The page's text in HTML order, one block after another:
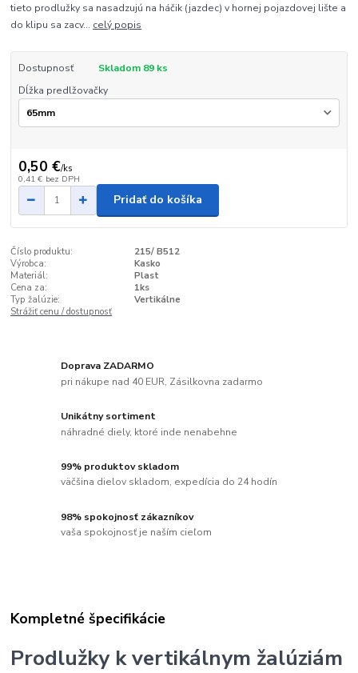
tieto prodlužky sa nasadzujú na háčik (jazdec) v hornej pojazdovej lište a
do klipu sa zacv... celý popis
Dostupnosť
Skladom 89 ks
Dĺžka predlžovačky
0,50 €/ks
0,41 € bez DPH
Pridať do košíka
Číslo produktu:
215/ B512
Výrobca:
Kasko
Materiál:
Plast
Cena za:
1ks
Typ žalúzie:
Vertikálne
Strážiť cenu / dostupnosť
Doprava ZADARMO
pri nákupe nad 40 EUR, Zásilkovna zadarmo
Unikátny sortiment
náhradné diely, ktoré inde nenabehne
99% produktov skladom
väčšina dielov skladom, expedícia do 24 hodín
98% spokojnosť zákazníkov
vaša spokojnosť je naším cieľom
Kompletné špecifikácie
Prodlužky k vertikálnym žalúziám